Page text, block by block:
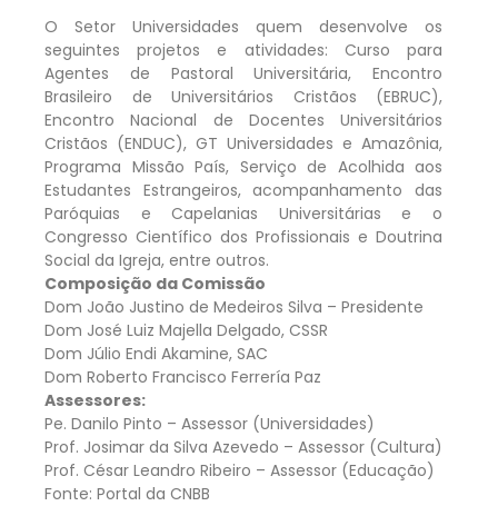
O Setor Universidades quem desenvolve os
seguintes projetos e atividades: Curso para
Agentes de Pastoral Universitária, Encontro
Brasileiro de Universitários Cristãos (EBRUC),
Encontro Nacional de Docentes Universitários
Cristãos (ENDUC), GT Universidades e Amazônia,
Programa Missão País, Serviço de Acolhida aos
Estudantes Estrangeiros, acompanhamento das
Paróquias e Capelanias Universitárias e o
Congresso Científico dos Profissionais e Doutrina
Social da Igreja, entre outros.
Composição da Comissão
Dom João Justino de Medeiros Silva – Presidente
Dom José Luiz Majella Delgado, CSSR
Dom Júlio Endi Akamine, SAC
Dom Roberto Francisco Ferrería Paz
Assessores:
Pe. Danilo Pinto – Assessor (Universidades)
Prof. Josimar da Silva Azevedo – Assessor (Cultura)
Prof. César Leandro Ribeiro – Assessor (Educação)
Fonte: Portal da CNBB